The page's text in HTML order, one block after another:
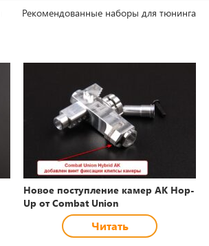
Рекомендованные наборы для тюнинга
Новое поступление камер АК Hop-
Up от Combat Union
Читать